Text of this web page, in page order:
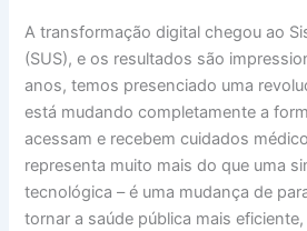
A transformação digital chegou ao
(SUS), e os resultados são
anos, temos presenciado uma
está mudando completamente a
acessam e recebem cuidados
representa muito mais do que uma
tecnológica – é uma mudança de
tornar a saúde pública mais